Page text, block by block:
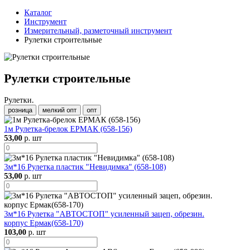
Каталог
Инструмент
Измерительный, разметочный инструмент
Рулетки строительные
Рулетки строительные
Рулетки.
розница мелкий опт опт
1м Рулетка-брелок ЕРМАК (658-156)
53,00 р. шт
3м*16 Рулетка пластик "Невидимка" (658-108)
53,00 р. шт
3м*16 Рулетка "АВТОСТОП" усиленный зацеп, обрезин.
корпус Ермак(658-170)
103,00 р. шт